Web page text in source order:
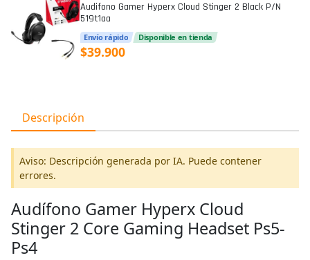
Audifono Gamer Hyperx Cloud Stinger 2 Black P/n
519t1aa
Envío rápido Disponible en tienda
$39.900
Descripción
Aviso: Descripción generada por IA. Puede contener
errores.
Audífono Gamer Hyperx Cloud
Stinger 2 Core Gaming Headset Ps5-
Ps4